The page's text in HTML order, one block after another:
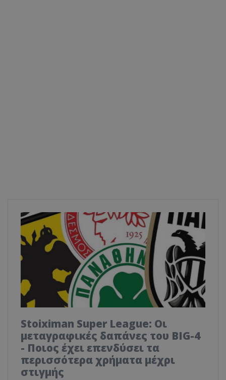
Stoiximan Super League: Οι
μεταγραφικές δαπάνες του BIG-4
- Ποιος έχει επενδύσει τα
περισσότερα χρήματα μέχρι
στιγμής